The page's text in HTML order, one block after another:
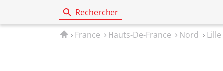
Rechercher
AccueilFrance Hauts-De-France Nord Lille